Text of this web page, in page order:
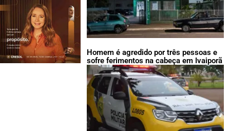
Homem é agredido por três pessoas e
sofre ferimentos na cabeça em Ivaiporã